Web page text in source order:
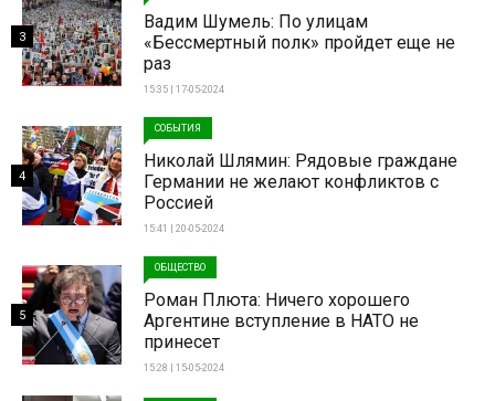
Вадим Шумель: По улицам
«Бессмертный полк» пройдет еще не
раз
15:35 | 17-05-2024
3
СОБЫТИЯ
Николай Шлямин: Рядовые граждане
Германии не желают конфликтов с
Россией
15:41 | 20-05-2024
4
ОБЩЕСТВО
Роман Плюта: Ничего хорошего
Аргентине вступление в НАТО не
принесет
15:28 | 15-05-2024
5